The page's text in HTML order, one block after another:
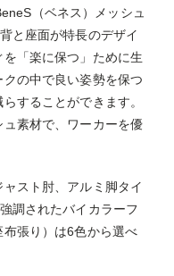
（ベネス）メッシュ
と座面が特長のデザイ
「楽に保つ」ために生
の中で良い姿勢を保つ
することができます。
素材で、ワーカーを優
スト肘、アルミ脚タイ
調されたバイカラーフ
張り）は6色から選べ